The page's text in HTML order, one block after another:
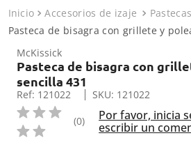
Términos más buscados
gancho
2.
cable
3.
eslingas
4.
g-209
5.
Accesorios de izaje
Pastecas
Pasteca de bisagra con grillete y
McKissick
Pasteca de bisagra con
sencilla 431
Ref: 121022 SKU: 121022
(0)
Por favor, inicia
escribir un